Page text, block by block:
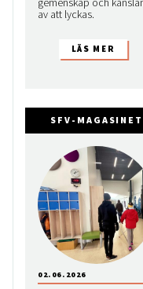
av att lyckas.
SFV-MAGASINET
02.06.2026